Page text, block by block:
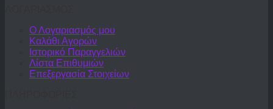
Ο Λογαριασμός μου
Καλάθι Αγορών
Ιστορικό Παραγγελιών
Λίστα Επιθυμιών
Επεξεργασία Στοιχείων